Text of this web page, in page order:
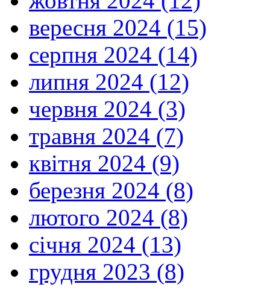
вересня 2024 (15)
серпня 2024 (14)
липня 2024 (12)
червня 2024 (3)
травня 2024 (7)
квітня 2024 (9)
березня 2024 (8)
лютого 2024 (8)
січня 2024 (13)
грудня 2023 (8)